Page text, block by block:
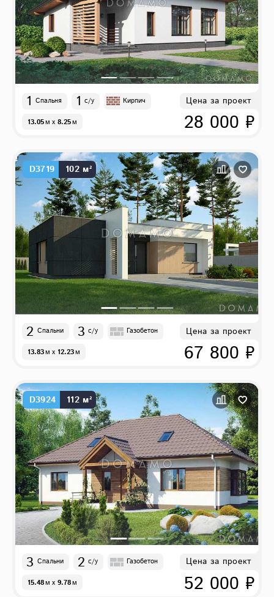
1 Спальня 1 с/у Кирпич
13.05м x 8.25м
Цена за проект
28 000 ₽
D3719 102 м²
2 Спальни 3 с/у Газобетон
13.83м x 12.23м
Цена за проект
67 800 ₽
D3924 112 м²
3 Спальни 2 с/у Газобетон
15.48м x 9.78м
Цена за проект
52 000 ₽